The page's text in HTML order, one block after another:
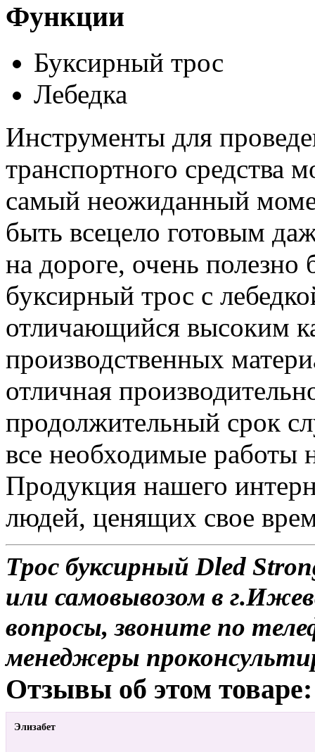
Функции
Буксирный трос
Лебедка
Инструменты для
транспортного средства
самый неожиданный
быть всецело готовым
на дороге, очень полезно
буксирный трос с
отличающийся высоким
производственных
отличная
продолжительный срок
все необходимые работы
Продукция нашего
людей, ценящих свое
Трос буксирный Dled
или самовывозом в
вопросы, звоните по
менеджеры
Отзывы об этом товаре:
Элизабет